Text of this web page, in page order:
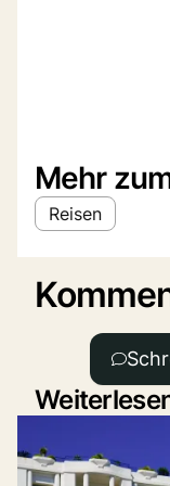
Mehr
Reisen